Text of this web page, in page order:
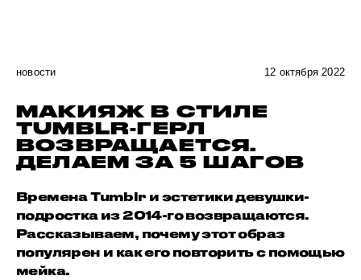
новости 12 октября 2022
МАКИЯЖ В СТИЛЕ
TUMBLR-ГЕРЛ
ВОЗВРАЩАЕТСЯ.
ДЕЛАЕМ ЗА 5 ШАГОВ
Времена Tumblr и эстетики девушки-
подростка из 2014-го возвращаются.
Рассказываем, почему этот образ
популярен и как его повторить с помощью
мейка.